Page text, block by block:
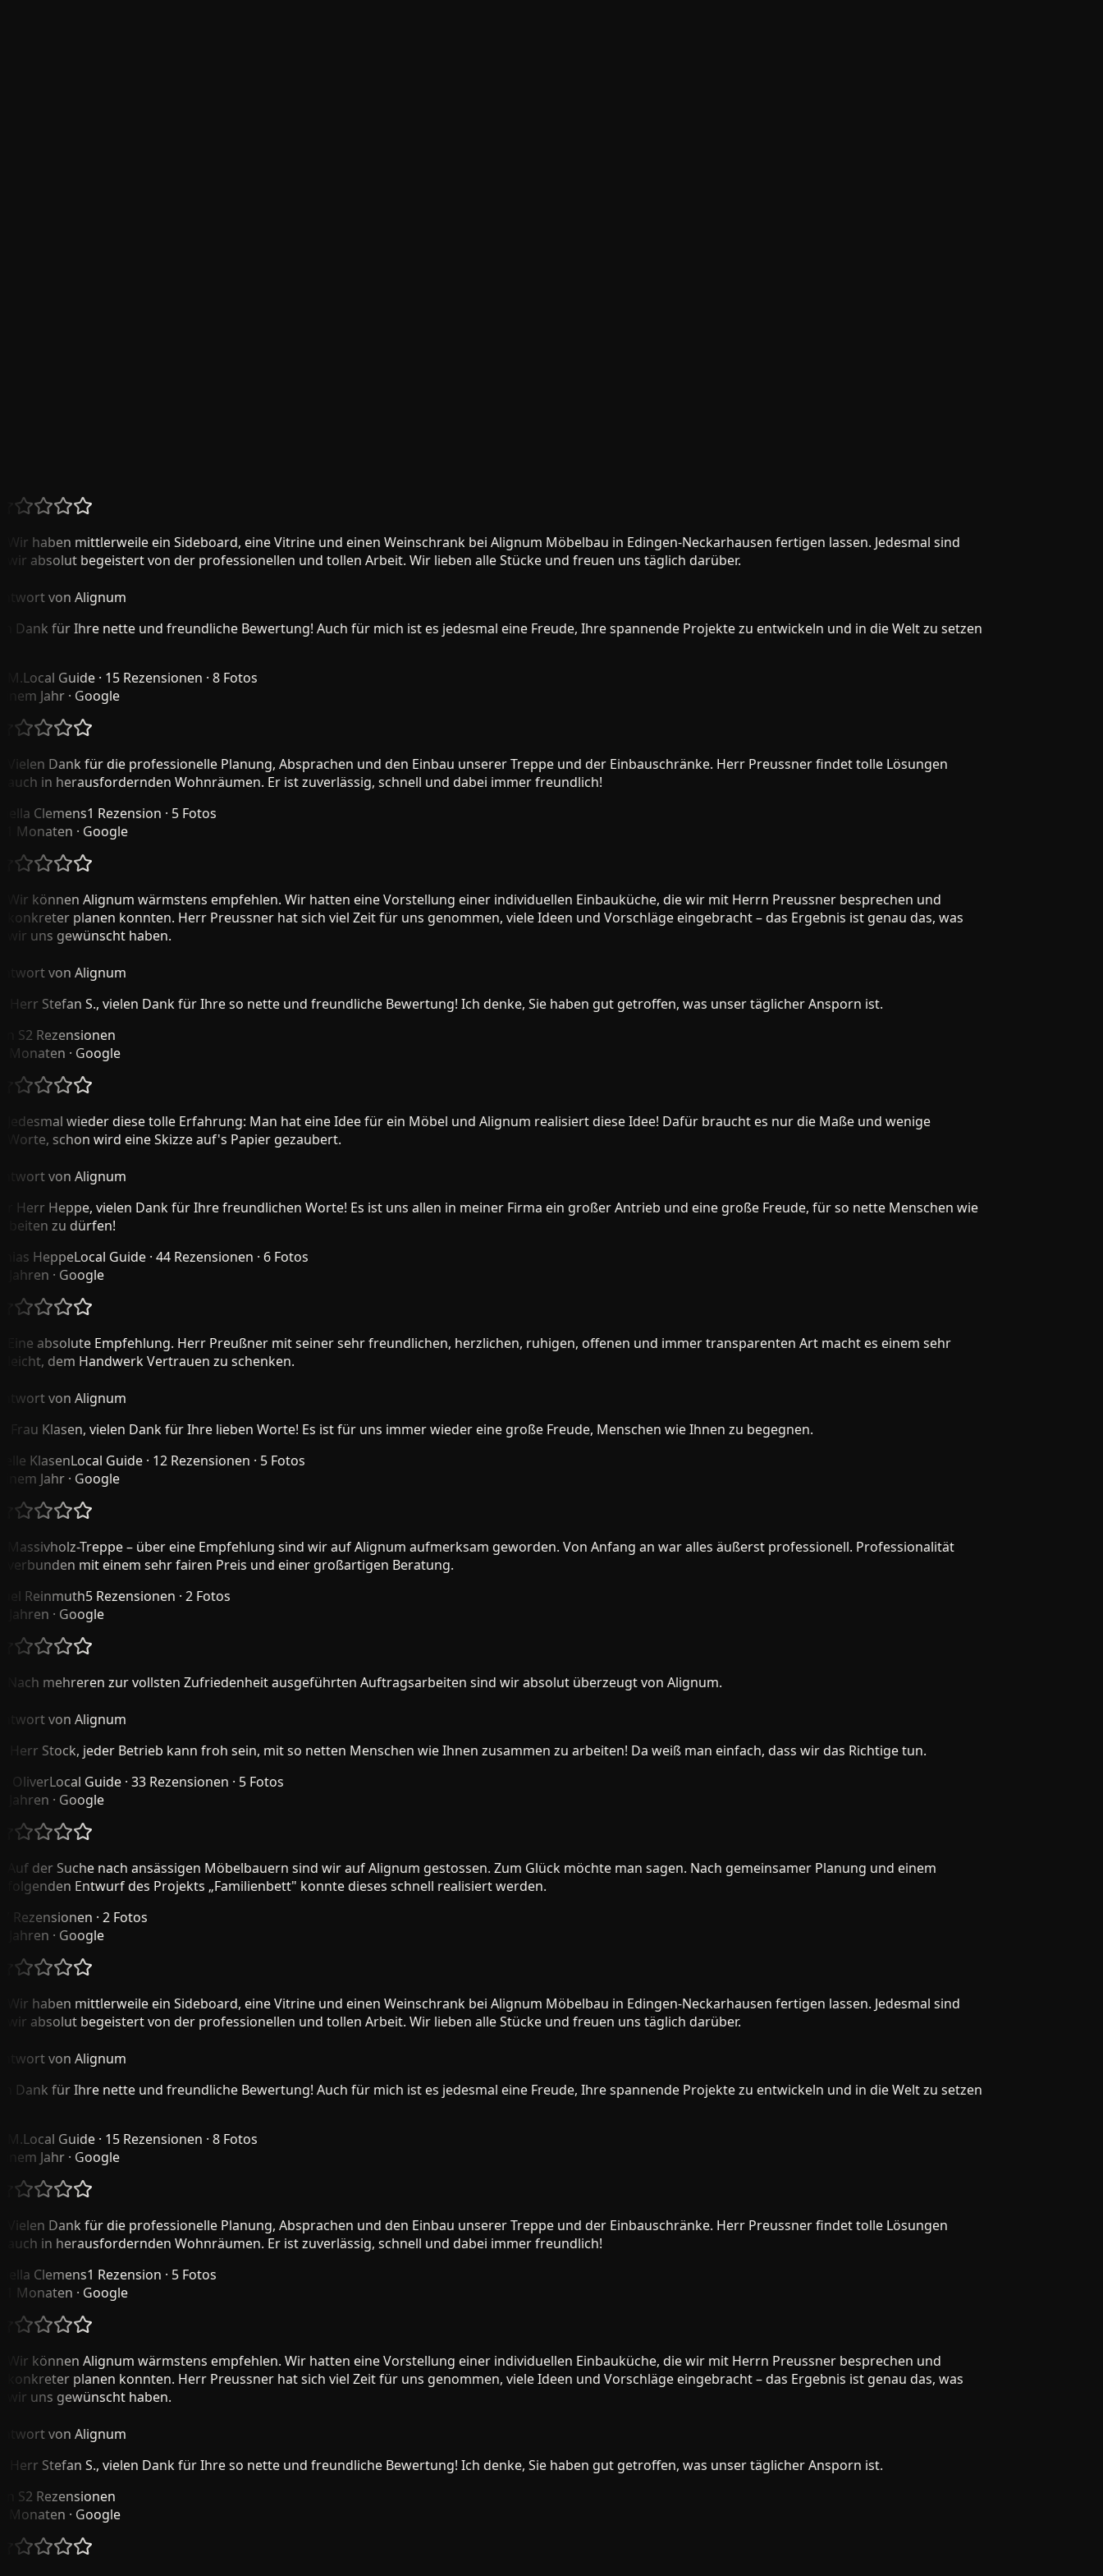
haben mittlerweile ein Sideboard, eine Vitrine und einen Weinschrank bei Alignum Möbelbau in Edingen-Neckarhausen fertigen lassen. Jedesmal sind
absolut begeistert von der professionellen und tollen Arbeit. Wir lieben alle Stücke und freuen uns täglich darüber.
von Alignum
für Ihre nette und freundliche Bewertung! Auch für mich ist es jedesmal eine Freude, Ihre spannende Projekte zu entwickeln und in die Welt zu setzen
Local Guide · 15 Rezensionen · 8 Fotos
Jahr· Google
Dank für die professionelle Planung, Absprachen und den Einbau unserer Treppe und der Einbauschränke. Herr Preussner findet tolle Lösungen
in herausfordernden Wohnräumen. Er ist zuverlässig, schnell und dabei immer freundlich!
Clemens1 Rezension · 5 Fotos
· Google
können Alignum wärmstens empfehlen. Wir hatten eine Vorstellung einer individuellen Einbauküche, die wir mit Herrn Preussner besprechen und
planen konnten. Herr Preussner hat sich viel Zeit für uns genommen, viele Ideen und Vorschläge eingebracht – das Ergebnis ist genau das, was
uns gewünscht haben.
von Alignum
Stefan S., vielen Dank für Ihre so nette und freundliche Bewertung! Ich denke, Sie haben gut getroffen, was unser täglicher Ansporn ist.
2 Rezensionen
· Google
wieder diese tolle Erfahrung: Man hat eine Idee für ein Möbel und Alignum realisiert diese Idee! Dafür braucht es nur die Maße und wenige
schon wird eine Skizze auf's Papier gezaubert.
von Alignum
Heppe, vielen Dank für Ihre freundlichen Worte! Es ist uns allen in meiner Firma ein großer Antrieb und eine große Freude, für so nette Menschen wie
zu dürfen!
HeppeLocal Guide · 44 Rezensionen · 6 Fotos
· Google
absolute Empfehlung. Herr Preußner mit seiner sehr freundlichen, herzlichen, ruhigen, offenen und immer transparenten Art macht es einem sehr
dem Handwerk Vertrauen zu schenken.
von Alignum
Klasen, vielen Dank für Ihre lieben Worte! Es ist für uns immer wieder eine große Freude, Menschen wie Ihnen zu begegnen.
KlasenLocal Guide · 12 Rezensionen · 5 Fotos
Jahr· Google
Treppe – über eine Empfehlung sind wir auf Alignum aufmerksam geworden. Von Anfang an war alles äußerst professionell. Professionalität
mit einem sehr fairen Preis und einer großartigen Beratung.
Reinmuth5 Rezensionen · 2 Fotos
· Google
mehreren zur vollsten Zufriedenheit ausgeführten Auftragsarbeiten sind wir absolut überzeugt von Alignum.
von Alignum
Stock, jeder Betrieb kann froh sein, mit so netten Menschen wie Ihnen zusammen zu arbeiten! Da weiß man einfach, dass wir das Richtige tun.
Local Guide · 33 Rezensionen · 5 Fotos
· Google
der Suche nach ansässigen Möbelbauern sind wir auf Alignum gestossen. Zum Glück möchte man sagen. Nach gemeinsamer Planung und einem
Entwurf des Projekts „Familienbett" konnte dieses schnell realisiert werden.
· 2 Fotos
· Google
haben mittlerweile ein Sideboard, eine Vitrine und einen Weinschrank bei Alignum Möbelbau in Edingen-Neckarhausen fertigen lassen. Jedesmal sind
absolut begeistert von der professionellen und tollen Arbeit. Wir lieben alle Stücke und freuen uns täglich darüber.
von Alignum
für Ihre nette und freundliche Bewertung! Auch für mich ist es jedesmal eine Freude, Ihre spannende Projekte zu entwickeln und in die Welt zu setzen
Local Guide · 15 Rezensionen · 8 Fotos
Jahr· Google
Dank für die professionelle Planung, Absprachen und den Einbau unserer Treppe und der Einbauschränke. Herr Preussner findet tolle Lösungen
in herausfordernden Wohnräumen. Er ist zuverlässig, schnell und dabei immer freundlich!
Clemens1 Rezension · 5 Fotos
· Google
können Alignum wärmstens empfehlen. Wir hatten eine Vorstellung einer individuellen Einbauküche, die wir mit Herrn Preussner besprechen und
planen konnten. Herr Preussner hat sich viel Zeit für uns genommen, viele Ideen und Vorschläge eingebracht – das Ergebnis ist genau das, was
uns gewünscht haben.
von Alignum
Stefan S., vielen Dank für Ihre so nette und freundliche Bewertung! Ich denke, Sie haben gut getroffen, was unser täglicher Ansporn ist.
2 Rezensionen
· Google